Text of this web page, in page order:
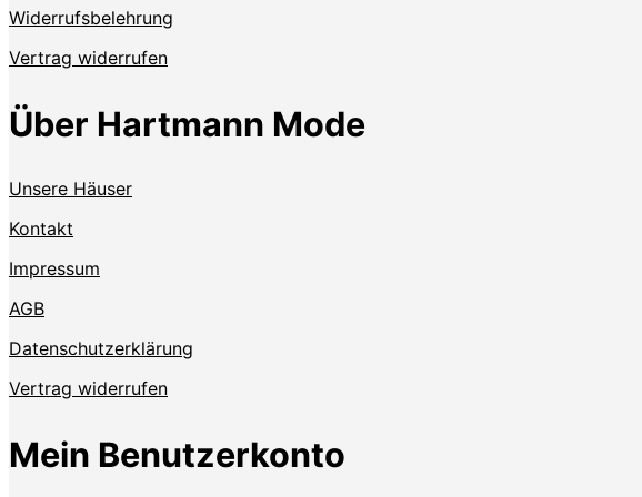
Widerrufsbelehrung
Vertrag widerrufen
Über Hartmann Mode
Unsere Häuser
Kontakt
Impressum
AGB
Datenschutzerklärung
Vertrag widerrufen
Mein Benutzerkonto